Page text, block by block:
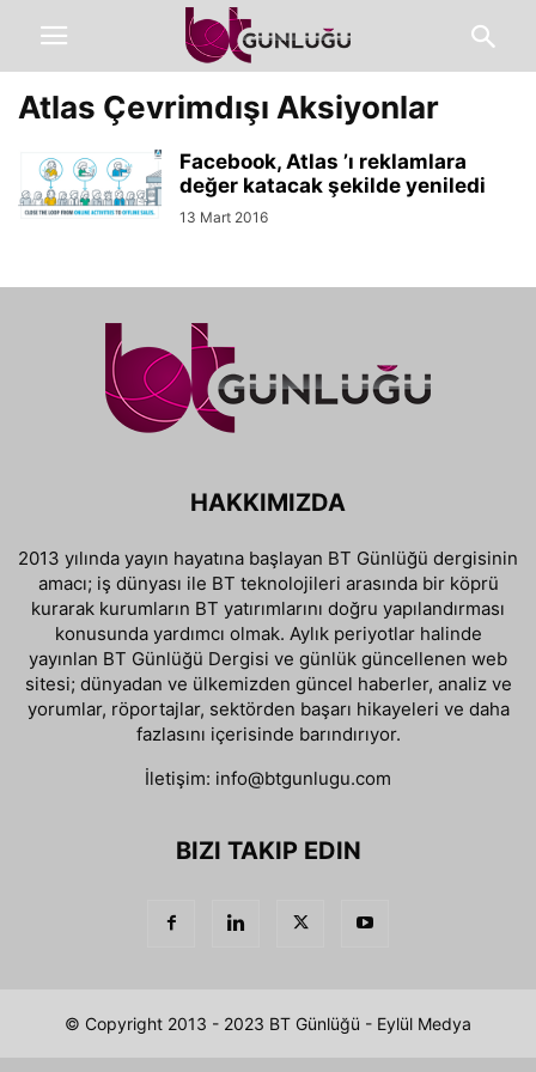
Atlas Çevrimdışı Aksiyonlar
Facebook, Atlas ’ı reklamlara
değer katacak şekilde yeniledi
13 Mart 2016
HAKKIMIZDA
2013 yılında yayın hayatına başlayan BT Günlüğü dergisinin
amacı; iş dünyası ile BT teknolojileri arasında bir köprü
kurarak kurumların BT yatırımlarını doğru yapılandırması
konusunda yardımcı olmak. Aylık periyotlar halinde
yayınlan BT Günlüğü Dergisi ve günlük güncellenen web
sitesi; dünyadan ve ülkemizden güncel haberler, analiz ve
yorumlar, röportajlar, sektörden başarı hikayeleri ve daha
fazlasını içerisinde barındırıyor.
İletişim: info@btgunlugu.com
BIZI TAKIP EDIN
© Copyright 2013 - 2023 BT Günlüğü - Eylül Medya